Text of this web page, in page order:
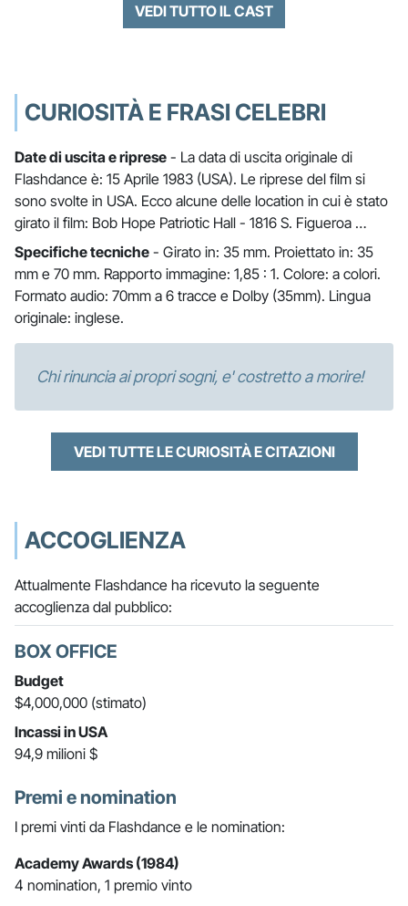
VEDI TUTTO IL CAST
CURIOSITÀ E FRASI CELEBRI
Date di uscita e riprese - La data di uscita originale di
Flashdance è: 15 Aprile 1983 (USA). Le riprese del film si
sono svolte in USA. Ecco alcune delle location in cui è stato
girato il film: Bob Hope Patriotic Hall - 1816 S. Figueroa …
Specifiche tecniche - Girato in: 35 mm. Proiettato in: 35
mm e 70 mm. Rapporto immagine: 1,85 : 1. Colore: a colori.
Formato audio: 70mm a 6 tracce e Dolby (35mm). Lingua
originale: inglese.
Chi rinuncia ai propri sogni, e' costretto a morire!
VEDI TUTTE LE CURIOSITÀ E CITAZIONI
ACCOGLIENZA
Attualmente Flashdance ha ricevuto la seguente
accoglienza dal pubblico:
BOX OFFICE
Budget
$4,000,000 (stimato)
Incassi in USA
94,9 milioni $
Premi e nomination
I premi vinti da Flashdance e le nomination:
Academy Awards (1984)
4 nomination, 1 premio vinto